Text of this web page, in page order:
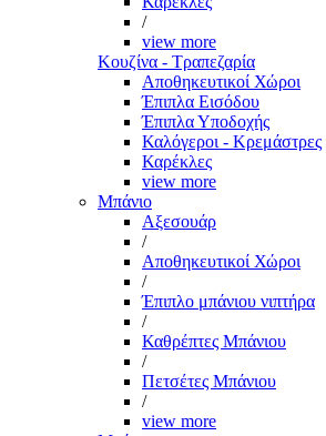
/
view more
Κουζίνα - Τραπεζαρία
Αποθηκευτικοί Χώροι
Έπιπλα Εισόδου
Έπιπλα Υποδοχής
Καλόγεροι - Κρεμάστρες
Καρέκλες
view more
Μπάνιο
Αξεσουάρ
/
Αποθηκευτικοί Χώροι
/
Έπιπλο μπάνιου νιπτήρα
/
Καθρέπτες Μπάνιου
/
Πετσέτες Μπάνιου
/
view more